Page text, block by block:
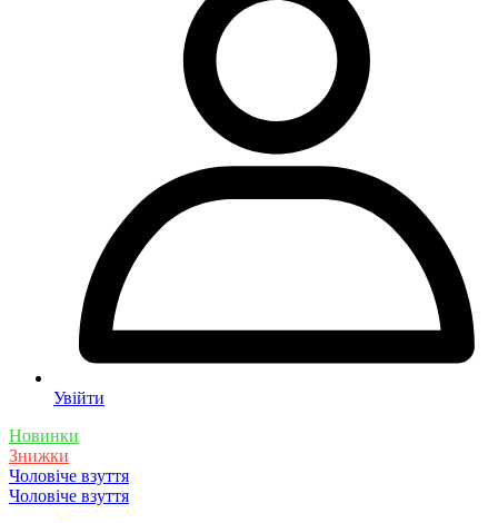
Увійти
Новинки
Знижки
Чоловіче взуття
Чоловіче взуття